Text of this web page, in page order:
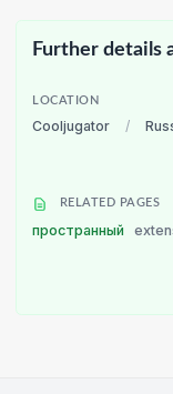
Further details
LOCATION
Cooljugator /
RELATED PAGES
пространный